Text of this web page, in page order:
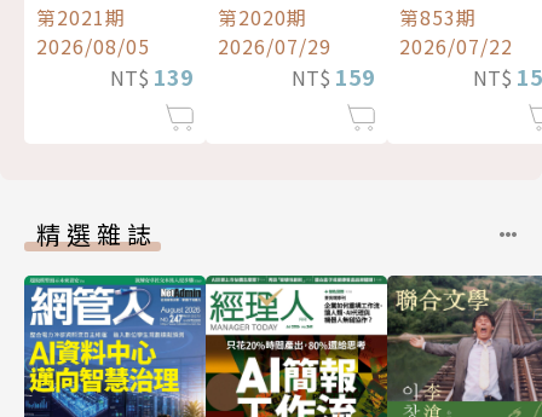
第2021期
2026/08/05
NT$ 139
第2020期
2026/07/29
NT$ 159
第853期
2026/07/22
NT$
精選雜誌